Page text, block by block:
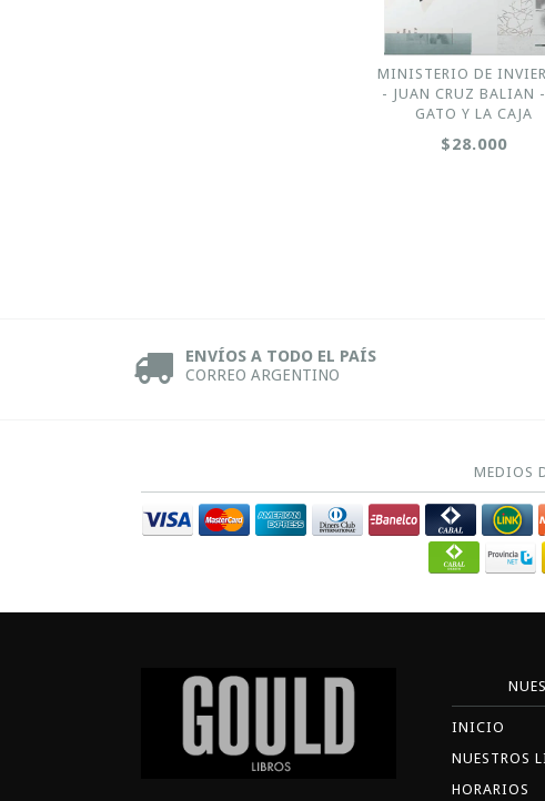
MINISTERIO DE
- JUAN CRUZ BALIAN
GATO Y LA CAJA
$28.000
ENVÍOS A TODO EL PAÍS
CORREO ARGENTINO
MEDIOS
INICIO
NUESTROS
HORARIOS